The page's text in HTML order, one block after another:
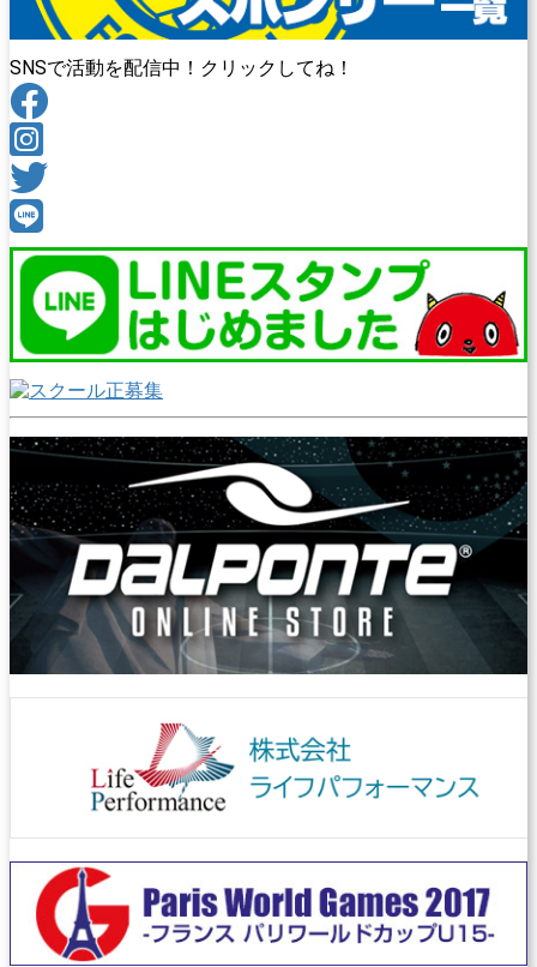
SNSで活動を配信中！クリックしてね！